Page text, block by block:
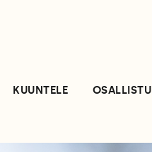
KUUNTELE OSALLISTU